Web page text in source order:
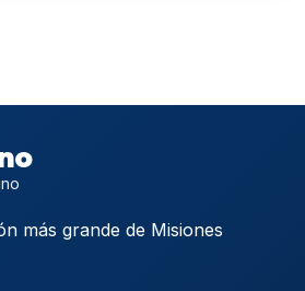
más grande de Misiones